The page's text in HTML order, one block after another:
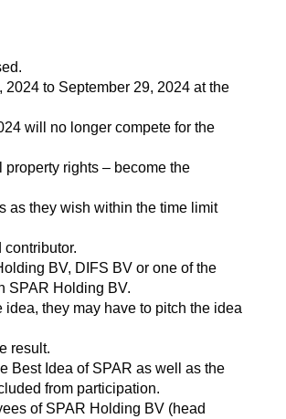
2024 to September 29, 2024 at the
will no longer compete for the
rights – become the
as they wish within the time limit
contributor.
BV, DIFS BV or one of the
SPAR Holding BV.
they may have to pitch the idea
result.
Best Idea of ​​SPAR as well as the
from participation.
of SPAR Holding BV (head